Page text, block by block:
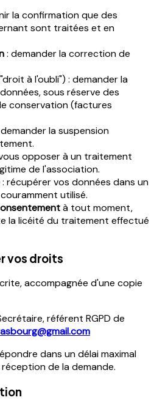
la confirmation que des
sont traitées et en
: demander la correction de
à l'oubli") : demander la
sous réserve des
conservation (factures
la suspension
opposer à un traitement
de l'association.
: récupérer vos données dans un
utilisé.
à tout moment,
la licéité du traitement effectué
vos droits
accompagnée d'une copie
référent RGPD de
dans un délai maximal
de la demande.